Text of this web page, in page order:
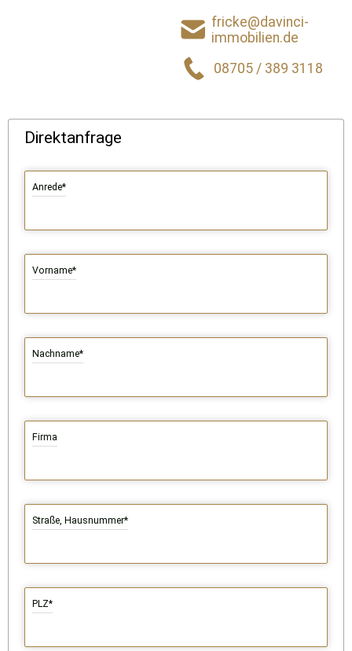
fricke@davinci-
immobilien.de
08705 / 389 3118
Direktanfrage
Anrede*
Vorname*
Nachname*
Firma
Straße, Hausnummer*
PLZ*